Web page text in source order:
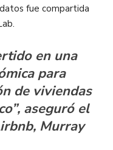
fue compartida
en una
para
de viviendas
aseguró el
Murray